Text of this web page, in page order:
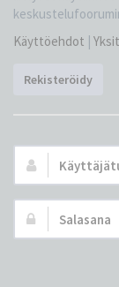
Käyttöehdot |
Rekisteröidy
Käyttäjätunnus:
Salasana: